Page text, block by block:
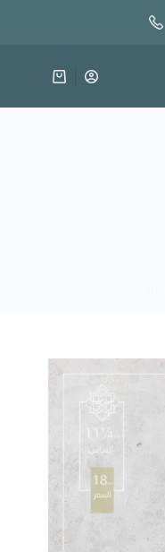
إضافة إلى السلة
عربة